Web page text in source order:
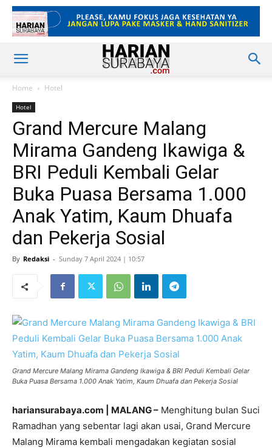
Home Hotel
Hotel
Grand Mercure Malang
Mirama Gandeng Ikawiga &
BRI Peduli Kembali Gelar
Buka Puasa Bersama 1.000
Anak Yatim, Kaum Dhuafa
dan Pekerja Sosial
By Redaksi - Sunday 7 April 2024 | 10:57
Grand Mercure Malang Mirama Gandeng Ikawiga & BRI Peduli Kembali Gelar
Buka Puasa Bersama 1.000 Anak Yatim, Kaum Dhuafa dan Pekerja Sosial
hariansurabaya.com | MALANG – Menghitung bulan Suci
Ramadhan yang sebentar lagi akan usai, Grand Mercure
Malang Mirama kembali mengadakan kegiatan sosial